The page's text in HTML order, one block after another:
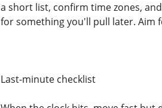
a short list, confirm time zones,
for something you'll pull later. Aim
Last-minute checklist